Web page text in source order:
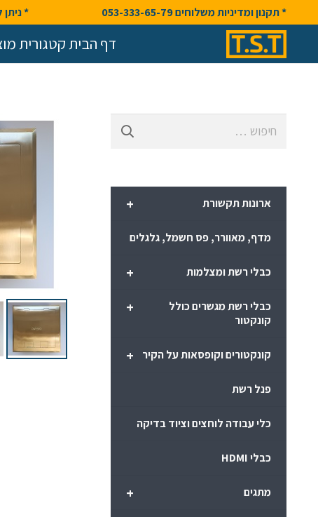
* תקנון ומדיניות משלוחים 053-333-65-79 * ניתן
דף הבית קטגורית
+ ארונות תקשורת
מדף, מאוורר, פס חשמל, גלגלים
+ כבלי רשת ומצלמות
+
כבלי רשת מגשרים כולל
קונקטור
+ קונקטורים וקופסאות על הקיר
פנל רשת
כלי עבודה לוחצים וציוד בדיקה
כבלי HDMI
+ מתגים